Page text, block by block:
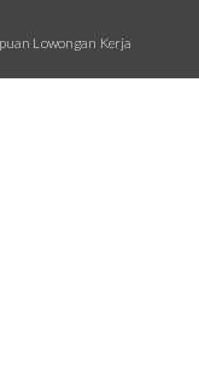
Lowongan Kerja